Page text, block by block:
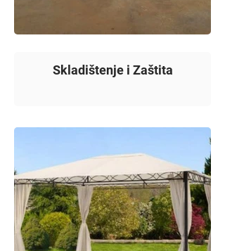
Skladištenje i Zaštita